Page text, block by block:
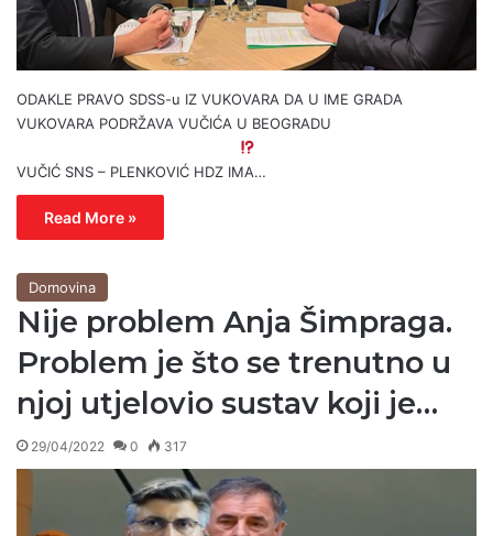
ODAKLE PRAVO SDSS-u IZ VUKOVARA DA U IME GRADA
VUKOVARA PODRŽAVA VUČIĆA U BEOGRADU
VUČIĆ SNS – PLENKOVIĆ HDZ IMA…
Read More »
Domovina
Nije problem Anja Šimpraga.
Problem je što se trenutno u
njoj utjelovio sustav koji je…
29/04/2022 0 317